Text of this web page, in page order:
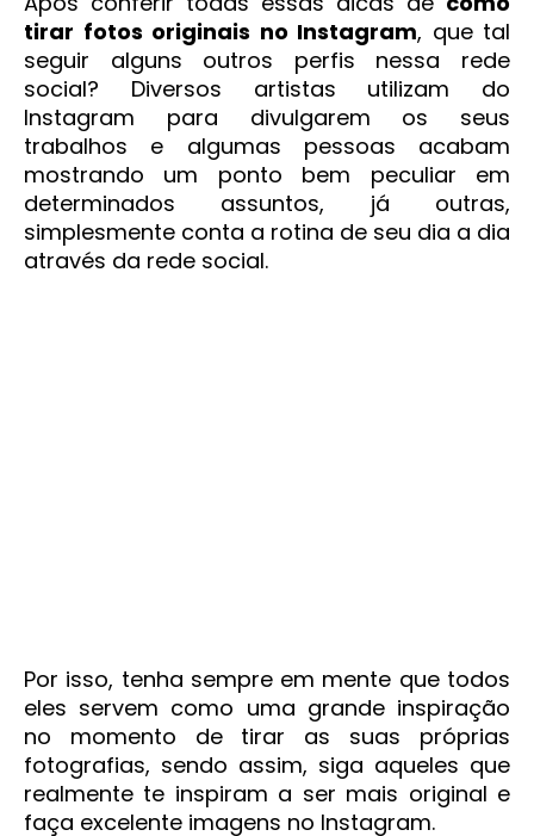
tirar fotos originais no Instagram, que tal
seguir alguns outros perfis nessa rede
social? Diversos artistas utilizam do
Instagram para divulgarem os seus
trabalhos e algumas pessoas acabam
mostrando um ponto bem peculiar em
determinados assuntos, já outras,
simplesmente conta a rotina de seu dia a dia
através da rede social.
Por isso, tenha sempre em mente que todos
eles servem como uma grande inspiração
no momento de tirar as suas próprias
fotografias, sendo assim, siga aqueles que
realmente te inspiram a ser mais original e
faça excelente imagens no Instagram.